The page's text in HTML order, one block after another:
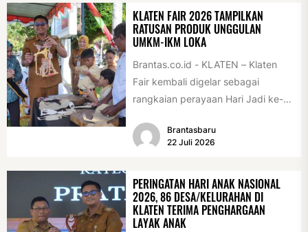
KLATEN FAIR 2026 TAMPILKAN
RATUSAN PRODUK UNGGULAN
UMKM-IKM LOKA
Brantas.co.id - KLATEN – Klaten
Fair kembali digelar sebagai
rangkaian perayaan Hari Jadi ke-
Acara ini digelar...
Brantasbaru
22 Juli 2026
PERINGATAN HARI ANAK NASIONAL
2026, 86 DESA/KELURAHAN DI
KLATEN TERIMA PENGHARGAAN
LAYAK ANAK